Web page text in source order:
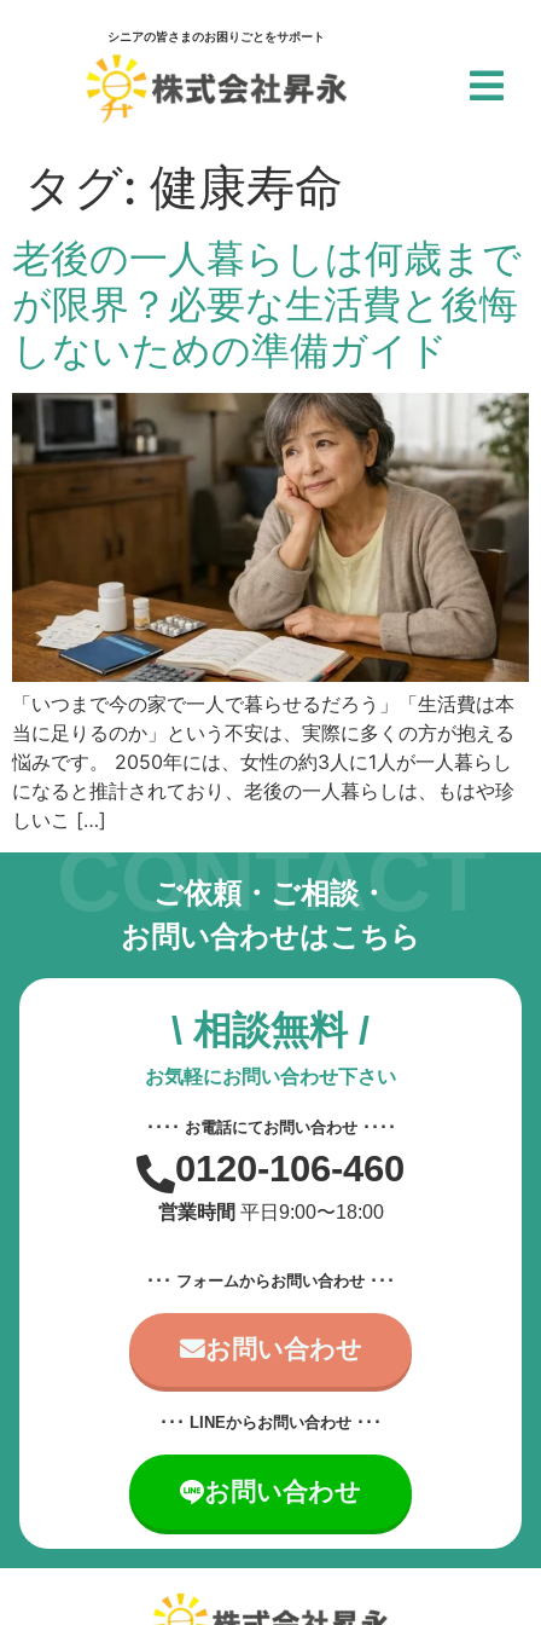
シニアの皆さまのお困りごとをサポート
タグ: 健康寿命
老後の一人暮らしは何歳まで
が限界？必要な生活費と後悔
しないための準備ガイド
「いつまで今の家で一人で暮らせるだろう」「生活費は本
当に足りるのか」という不安は、実際に多くの方が抱える
悩みです。 2050年には、女性の約3人に1人が一人暮らし
になると推計されており、老後の一人暮らしは、もはや珍
しいこ […]
CONTACT
ご依頼・ご相談・
お問い合わせはこちら
\ 相談無料 /
お気軽にお問い合わせ下さい
････ お電話にてお問い合わせ ････
0120-106-460
営業時間 平日9:00〜18:00
･･･ フォームからお問い合わせ ･･･
お問い合わせ
･･･ LINEからお問い合わせ ･･･
お問い合わせ
アクセシビリティ設定 閉じる
一括設定
個別設定
スクリーンリーダー
サイト内の文章を音声で読み上げ
テキストリーダー
選択した文章を音声で読み上げ
仮想キーボード
フォーム入力でキーボードを表示
キーボード操作ハイライト
キーボードで操作中の要素を強調表示
音声操作
音声でサイトを操作（Google Chrome推奨）
色の彩度
低彩度・高彩度・白黒
リンク下線
リンクに下線を付与
リンクハイライト
アニメーションを停止
動画やアニメーションを一時停止
すべての設定をリセット
サービスお問い合わせ先